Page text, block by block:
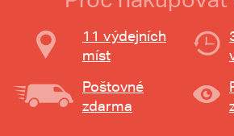
11 výdejních
míst
Poštovné
zdarma